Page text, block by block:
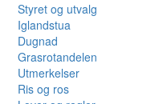
Styret og utvalg
Iglandstua
Dugnad
Grasrotandelen
Utmerkelser
Ris og ros